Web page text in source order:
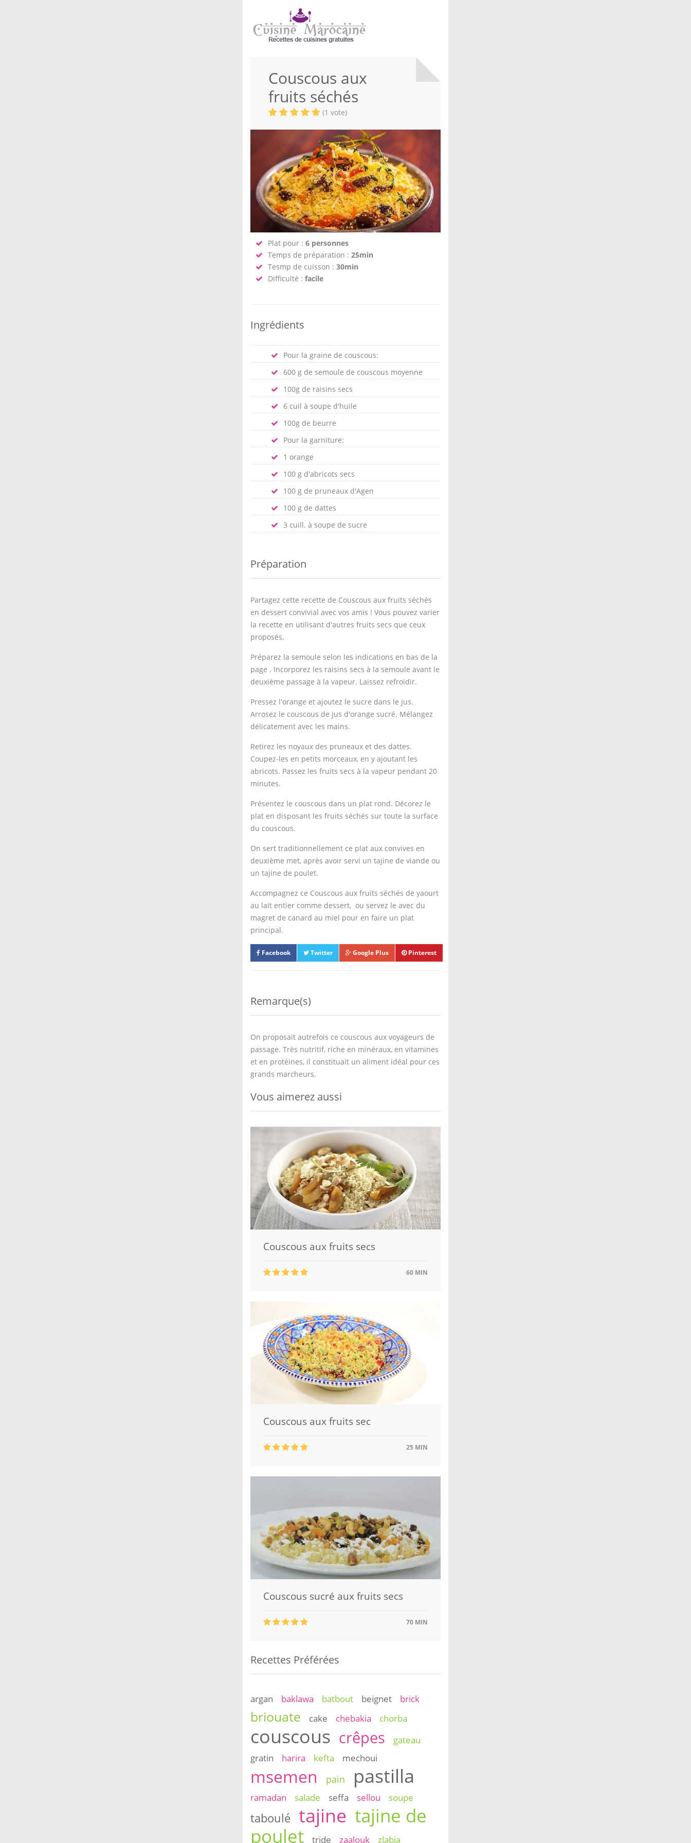
Couscous aux
fruits séchés
(1 vote)
Plat pour : 6 personnes
Temps de préparation : 25min
Tesmp de cuisson : 30min
Difficulté : facile
Ingrédients
Pour la graine de couscous:
600 g de semoule de couscous moyenne
100g de raisins secs
6 cuil à soupe d'huile
100g de beurre
Pour la garniture:
1 orange
100 g d'abricots secs
100 g de pruneaux d'Agen
100 g de dattes
3 cuill. à soupe de sucre
Préparation
Partagez cette recette de Couscous aux fruits séchés
en dessert convivial avec vos amis ! Vous pouvez varier
la recette en utilisant d'autres fruits secs que ceux
proposés.
Préparez la semoule selon les indications en bas de la
page . Incorporez les raisins secs à la semoule avant le
deuxième passage à la vapeur. Laissez refroidir.
Pressez l'orange et ajoutez le sucre dans le jus.
Arrosez le couscous de jus d'orange sucré. Mélangez
délicatement avec les mains.
Retirez les noyaux des pruneaux et des dattes.
Coupez-les en petits morceaux, en y ajoutant les
abricots. Passez les fruits secs à la vapeur pendant 20
minutes.
Présentez le couscous dans un plat rond. Décorez le
plat en disposant les fruits séchés sur toute la surface
du couscous.
On sert traditionnellement ce plat aux convives en
deuxième met, après avoir servi un tajine de viande ou
un tajine de poulet.
Accompagnez ce Couscous aux fruits séchés de yaourt
au lait entier comme dessert, ou servez le avec du
magret de canard au miel pour en faire un plat
principal.
Facebook Twitter Google Plus Pinterest
Remarque(s)
On proposait autrefois ce couscous aux voyageurs de
passage. Très nutritif, riche en minéraux, en vitamines
et en protéines, il constituait un aliment idéal pour ces
grands marcheurs.
Vous aimerez aussi
Couscous aux fruits secs
60 MIN
Couscous aux fruits sec
25 MIN
Couscous sucré aux fruits secs
70 MIN
Recettes Préférées
argan baklawa batbout beignet brick
briouate cake chebakia chorba
couscous crêpes
gateau
gratin
harira kefta mechoui
msemen pain pastilla
ramadan salade seffa sellou soupe
taboulé tajine tajine de
poulet
tride zaalouk zlabia